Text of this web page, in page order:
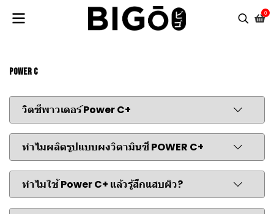
0
Power C
วิตซีพาวเดอร์ Power C+
ทำไมผลิตรูปแบบผงวิตามินซี POWER C+
ทำไมใช้ Power C+ แล้วรู้สึกแสบผิว?